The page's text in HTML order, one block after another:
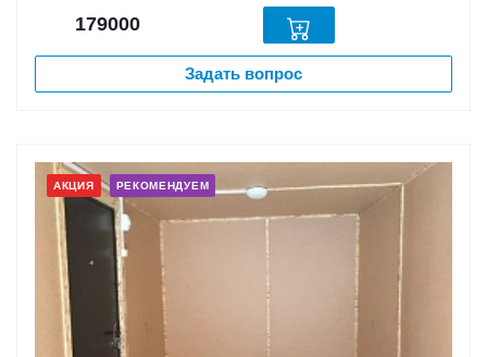
179000
Задать вопрос
АКЦИЯ РЕКОМЕНДУЕМ